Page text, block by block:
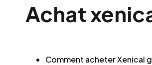
Achat
Comment acheter Xenical